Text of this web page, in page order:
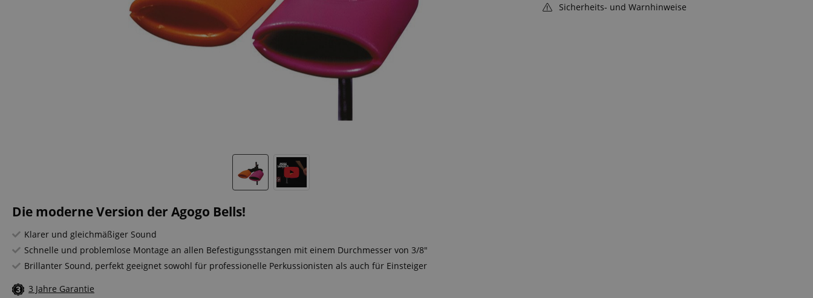
Die moderne Version der Agogo Bells!
Klarer und gleichmäßiger Sound
Schnelle und problemlose Montage an allen Befestigungsstangen mit einem Durchmesser von 3/8"
Brillanter Sound, perfekt geeignet sowohl für professionelle Perkussionisten als auch für Einsteiger
3 Jahre Garantie
Sicherheits- und Warnhinweise